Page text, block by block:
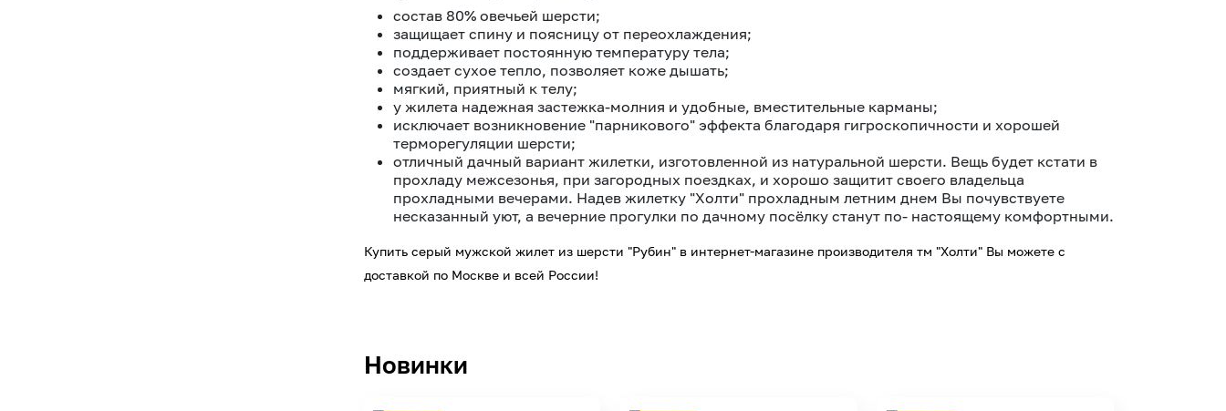
состав 80% овечьей шерсти;
защищает спину и поясницу от переохлаждения;
поддерживает постоянную температуру тела;
создает сухое тепло, позволяет коже дышать;
мягкий, приятный к телу;
у жилета надежная застежка-молния и удобные, вместительные карманы;
исключает возникновение "парникового" эффекта благодаря гигроскопичности и хорошей
терморегуляции шерсти;
отличный дачный вариант жилетки, изготовленной из натуральной шерсти. Вещь будет кстати в
прохладу межсезонья, при загородных поездках, и хорошо защитит своего владельца
прохладными вечерами. Надев жилетку "Холти" прохладным летним днем Вы почувствуете
несказанный уют, а вечерние прогулки по дачному посёлку станут по- настоящему комфортными.
Купить серый мужской жилет из шерсти "Рубин" в интернет-магазине производителя тм "Холти" Вы можете с
доставкой по Москве и всей России!
Новинки